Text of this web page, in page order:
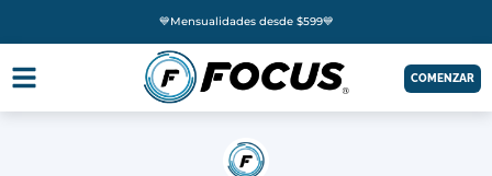
💙Mensualidades desde $599💙
COMENZAR